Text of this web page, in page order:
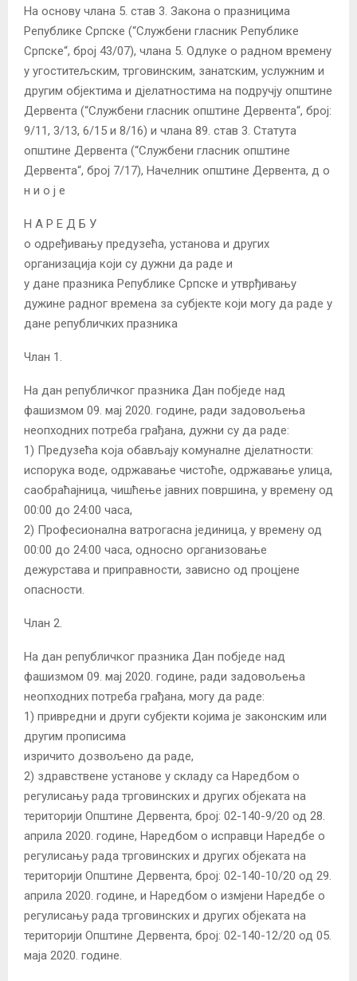
На основу члана 5. став 3. Закона о празницима
Републике Српске (“Службени гласник Републике
Српске“, број 43/07), члана 5. Одлуке о радном времену
у угоститељским, трговинским, занатским, услужним и
другим објектима и дјелатностима на подручју општине
Дервента (“Службени гласник општине Дервента“, број:
9/11, 3/13, 6/15 и 8/16) и члана 89. став 3. Статута
општине Дервента (“Службени гласник општине
Дервента“, број 7/17), Начелник општине Дервента, д о
н и о ј е
Н А Р Е Д Б У
о одређивању предузећа, установа и других
организација који су дужни да раде и
у дане празника Републике Српске и утврђивању
дужине радног времена за субјекте који могу да раде у
дане републичких празника
Члан 1.
На дан републичког празника Дан побједе над
фашизмом 09. мај 2020. године, ради задовољења
неопходних потреба грађана, дужни су да раде:
1) Предузећа која обављају комуналне дјелатности:
испорука воде, одржавање чистоће, одржавање улица,
саобраћајница, чишћење јавних површина, у времену од
00:00 до 24:00 часа,
2) Професионална ватрогасна јединица, у времену од
00:00 до 24:00 часа, односно организовање
дежурстава и приправности, зависно од процјене
опасности.
Члан 2.
На дан републичког празника Дан побједе над
фашизмом 09. мај 2020. године, ради задовољења
неопходних потреба грађана, могу да раде:
1) привредни и други субјекти којима је законским или
другим прописима
изричито дозвољено да раде,
2) здравствене установе у складу са Наредбом о
регулисању рада трговинских и других објеката на
територији Општине Дервента, број: 02-140-9/20 од 28.
априла 2020. године, Наредбом о исправци Наредбе о
регулисању рада трговинских и других објеката на
територији Општине Дервента, број: 02-140-10/20 од 29.
априла 2020. године, и Наредбом о измјени Наредбе о
регулисању рада трговинских и других објеката на
територији Општине Дервента, број: 02-140-12/20 од 05.
маја 2020. године.